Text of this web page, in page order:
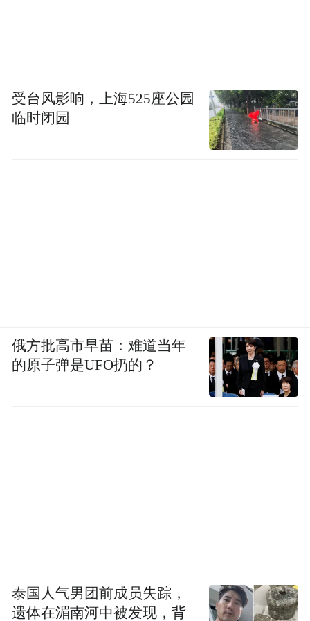
受台风影响，上海525座公园
临时闭园
俄方批高市早苗：难道当年
的原子弹是UFO扔的？
泰国人气男团前成员失踪，
遗体在湄南河中被发现，背